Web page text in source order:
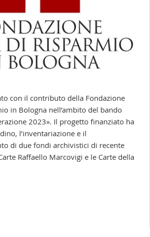
con il contributo della Fondazione
in Bologna nell’ambito del bando
2023». Il progetto finanziato ha
l’inventariazione e il
di due fondi archivistici di recente
Raffaello Marcovigi e le Carte della